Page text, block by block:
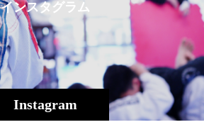
Instagram
インスタグラ ム